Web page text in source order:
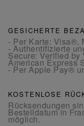
GESICHERTE
- Per Karte: Visa®,
- Authentifizierte
Secure: Verified
American Express
- Per Apple Pay®
KOSTENLOSE
Rücksendungen
Bestelldatum in
möglich.